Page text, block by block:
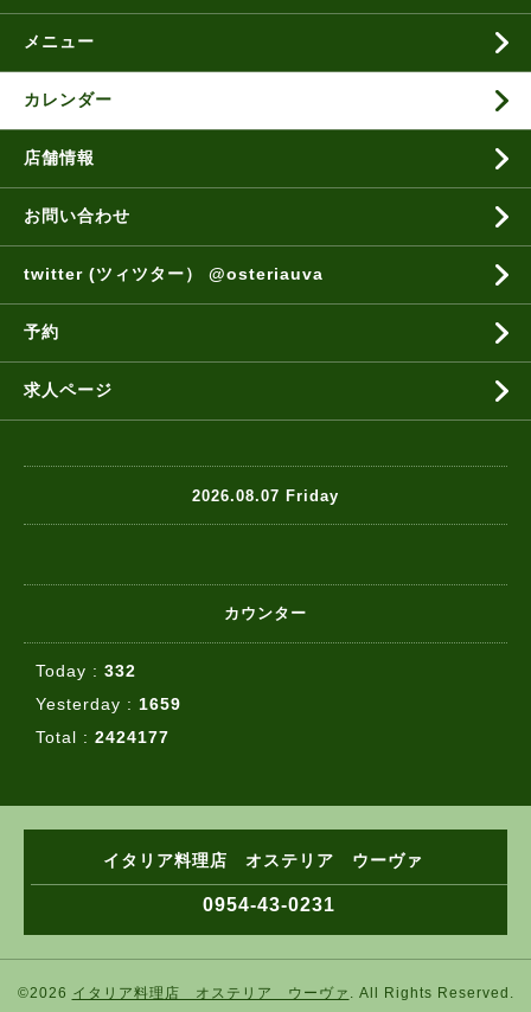
メニュー
カレンダー
店舗情報
お問い合わせ
twitter (ツィツター） @osteriauva
予約
求人ページ
2026.08.07 Friday
カウンター
Today : 332
Yesterday : 1659
Total : 2424177
イタリア料理店 オステリア ウーヴァ
0954-43-0231
©2026 イタリア料理店 オステリア ウーヴァ . All Rights Reserved.